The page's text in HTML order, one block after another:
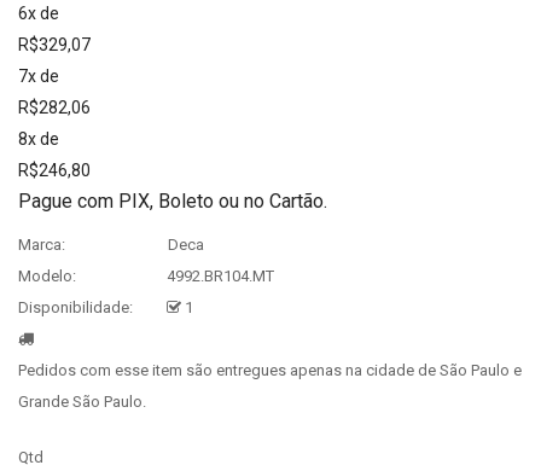
6x de
R$329,07
7x de
R$282,06
8x de
R$246,80
Pague com PIX, Boleto ou no Cartão.
Marca:
Deca
Modelo:
4992.BR104.MT
Disponibilidade:
1
Pedidos com esse item são entregues apenas na cidade de São Paulo e
Grande São Paulo.
Qtd